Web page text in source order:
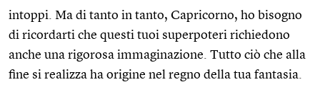
intoppi. Ma di tanto in tanto, Capricorno, ho bisogno
di ricordarti che questi tuoi superpoteri richiedono
anche una rigorosa immaginazione. Tutto ciò che alla
fine si realizza ha origine nel regno della tua fantasia.